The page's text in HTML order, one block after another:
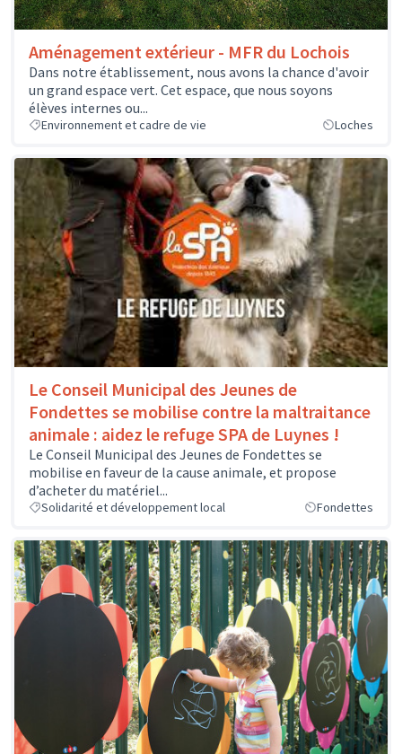
Aménagement extérieur - MFR du Lochois
Dans notre établissement, nous avons la chance d'avoir
un grand espace vert. Cet espace, que nous soyons
élèves internes ou...
Environnement et cadre de vie Loches
Le Conseil Municipal des Jeunes de
Fondettes se mobilise contre la maltraitance
animale : aidez le refuge SPA de Luynes !
Le Conseil Municipal des Jeunes de Fondettes se
mobilise en faveur de la cause animale, et propose
d’acheter du matériel...
Solidarité et développement local Fondettes